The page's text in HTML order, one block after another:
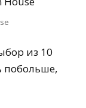
из 10
побольше,